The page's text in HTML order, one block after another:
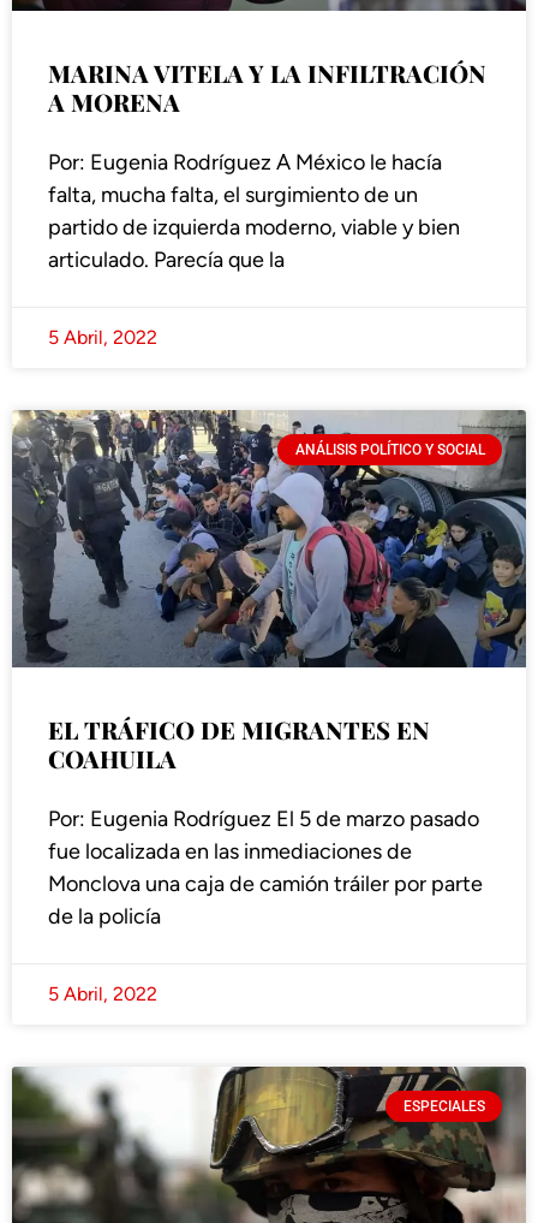
MARINA VITELA Y LA INFILTRACIÓN
A MORENA
Por: Eugenia Rodríguez A México le hacía
falta, mucha falta, el surgimiento de un
partido de izquierda moderno, viable y bien
articulado. Parecía que la
5 Abril, 2022
ANÁLISIS POLÍTICO Y SOCIAL
EL TRÁFICO DE MIGRANTES EN
COAHUILA
Por: Eugenia Rodríguez El 5 de marzo pasado
fue localizada en las inmediaciones de
Monclova una caja de camión tráiler por parte
de la policía
5 Abril, 2022
ESPECIALES